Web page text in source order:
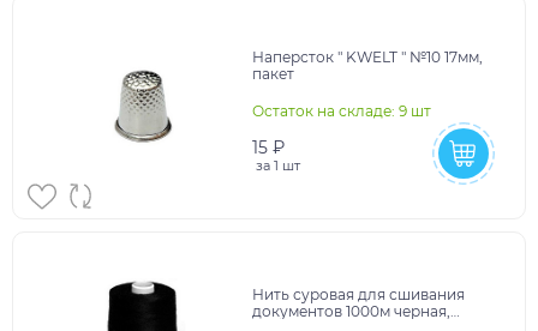
Наперсток " KWELT " №10 17мм,
пакет
Остаток на складе: 9 шт
15 ₽
за 1 шт
Нить суровая для сшивания
документов 1000м черная,